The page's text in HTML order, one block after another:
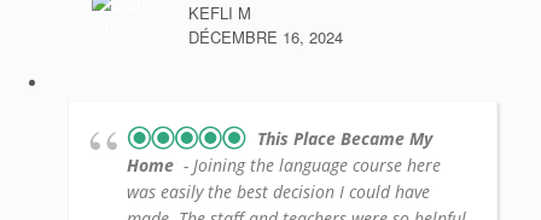
KEFLI M
DÉCEMBRE 16, 2024
This Place Became My
Home - Joining the language course here
was easily the best decision I could have